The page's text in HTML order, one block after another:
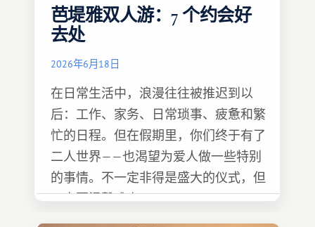
芭堤雅双人游：7 个约会好
去处
2026年6月18日
在日常生活中，浪漫往往被推迟到以
后：工作、家务、日常琐事、疲惫和繁
忙的日程。但在假期里，你们终于有了
二人世界——也渴望为爱人做一些特别
的事情。不一定非得是盛大的仪式，但
一定要温馨难忘 :)